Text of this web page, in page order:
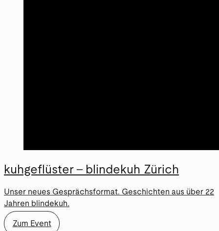
kuhgeflüster – blindekuh Zürich
Unser neues Gesprächsformat. Geschichten aus über 22
Jahren blindekuh.
Zum Event